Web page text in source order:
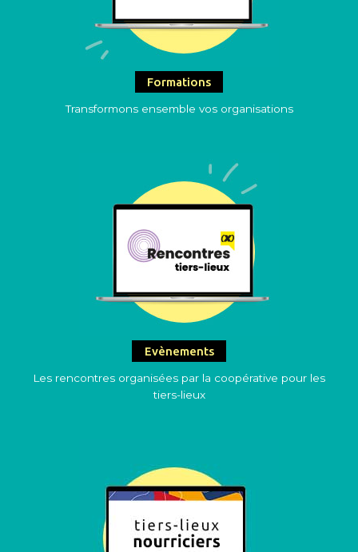
Formations
Transformons ensemble vos organisations
Evènements
Les rencontres organisées par la coopérative pour les
tiers-lieux